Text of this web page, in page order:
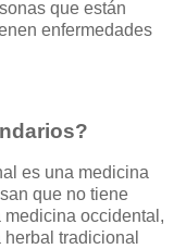
que están
enfermedades
es una medicina
que no tiene
occidental,
tradicional